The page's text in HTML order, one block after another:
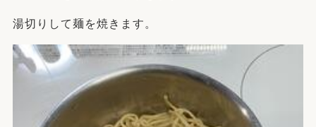
湯切りして麺を焼きます。